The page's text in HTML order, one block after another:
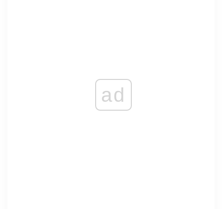
ad